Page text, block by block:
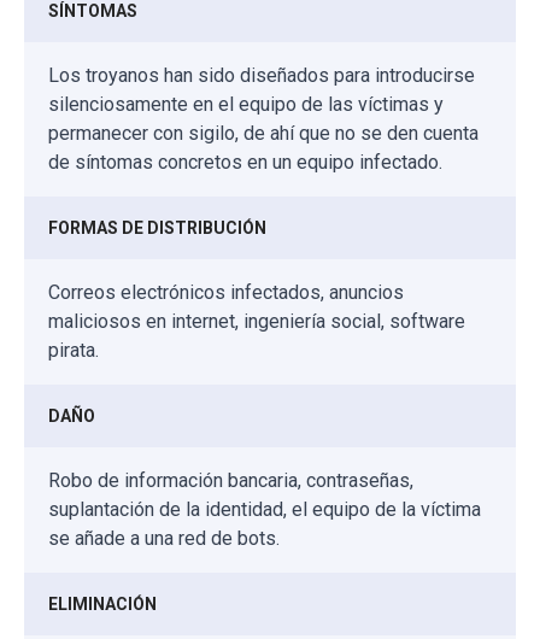
SÍNTOMAS
Los troyanos han sido diseñados para introducirse
silenciosamente en el equipo de las víctimas y
permanecer con sigilo, de ahí que no se den cuenta
de síntomas concretos en un equipo infectado.
FORMAS DE DISTRIBUCIÓN
Correos electrónicos infectados, anuncios
maliciosos en internet, ingeniería social, software
pirata.
DAÑO
Robo de información bancaria, contraseñas,
suplantación de la identidad, el equipo de la víctima
se añade a una red de bots.
ELIMINACIÓN